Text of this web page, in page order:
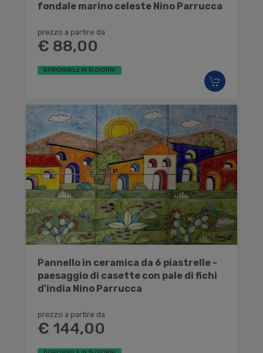
fondale marino celeste Nino Parrucca
prezzo a partire da
€ 88,00
DISPONIBILE IN 15 GIORNI
Pannello in ceramica da 6 piastrelle -
paesaggio di casette con pale di fichi
d'india Nino Parrucca
prezzo a partire da
€ 144,00